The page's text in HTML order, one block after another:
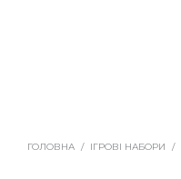
ГОЛОВНА / ІГРОВІ НАБОРИ /